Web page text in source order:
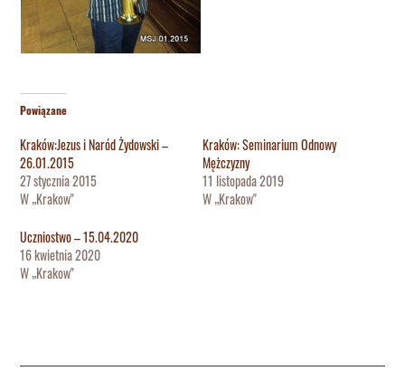
Powiązane
Kraków:Jezus i Naród Żydowski –
26.01.2015
27 stycznia 2015
W „Krakow"
Kraków: Seminarium Odnowy
Mężczyzny
11 listopada 2019
W „Krakow"
Uczniostwo – 15.04.2020
16 kwietnia 2020
W „Krakow"